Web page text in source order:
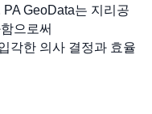
GeoData는 지리공
으로써
각한 의사 결정과 효율